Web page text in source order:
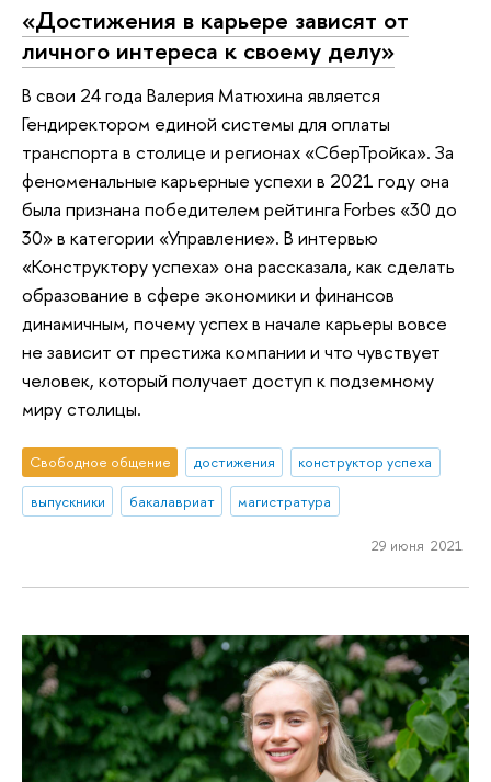
«Достижения в карьере зависят от
личного интереса к своему делу»
В свои 24 года Валерия Матюхина является
Гендиректором единой системы для оплаты
транспорта в столице и регионах «СберТройка». За
феноменальные карьерные успехи в 2021 году она
была признана победителем рейтинга Forbes «30 до
30» в категории «Управление». В интервью
«Конструктору успеха» она рассказала, как сделать
образование в сфере экономики и финансов
динамичным, почему успех в начале карьеры вовсе
не зависит от престижа компании и что чувствует
человек, который получает доступ к подземному
миру столицы.
Свободное общение достижения
конструктор успеха
выпускники
бакалавриат магистратура
29 июня 2021